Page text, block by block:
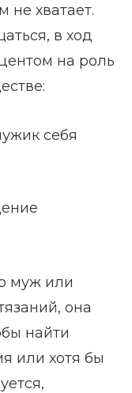
не хватает.
в ход
на роль
себя
муж или
она
найти
или хотя бы